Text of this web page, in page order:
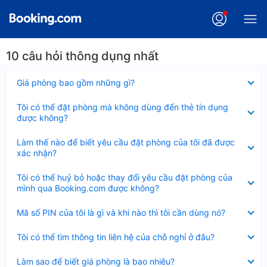
10 câu hỏi thông dụng nhất
Giá phòng bao gồm những gì?
thu
Tôi có thể đặt phòng mà không dùng đến thẻ tín dụng
được không?
thu
gọn
Làm thế nào để biết yêu cầu đặt phòng của tôi đã được
xác nhận?
thu
gọn
Tôi có thể huỷ bỏ hoặc thay đổi yêu cầu đặt phòng của
mình qua Booking.com được không?
thu
gọn
Mã số PIN của tôi là gì và khi nào thì tôi cần dùng nó?
thu
Tôi có thể tìm thông tin liên hệ của chỗ nghỉ ở đâu?
thu
Làm sao để biết giá phòng là bao nhiêu?
thu